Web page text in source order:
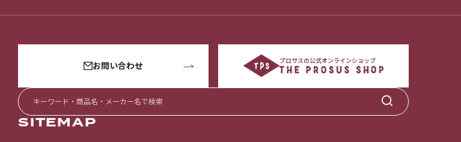
お問い合わせ プロサスの公式オンラインショップ
SITEMAP